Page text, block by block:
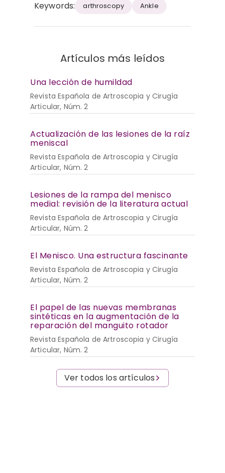
Keywords: arthroscopy Ankle
Artículos más leídos
Una lección de humildad
Revista Española de Artroscopia y Cirugía
Articular, Núm. 2
Actualización de las lesiones de la raíz
meniscal
Revista Española de Artroscopia y Cirugía
Articular, Núm. 2
Lesiones de la rampa del menisco
medial: revisión de la literatura actual
Revista Española de Artroscopia y Cirugía
Articular, Núm. 2
El Menisco. Una estructura fascinante
Revista Española de Artroscopia y Cirugía
Articular, Núm. 2
El papel de las nuevas membranas
sintéticas en la augmentación de la
reparación del manguito rotador
Revista Española de Artroscopia y Cirugía
Articular, Núm. 2
Ver todos los artículos